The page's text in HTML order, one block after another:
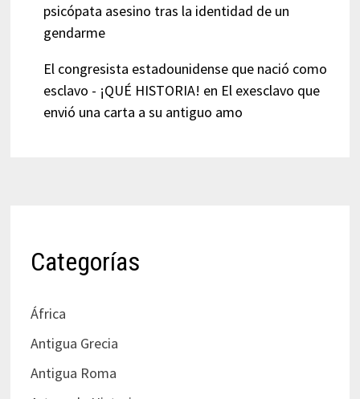
psicópata asesino tras la identidad de un
gendarme
El congresista estadounidense que nació como
esclavo - ¡QUÉ HISTORIA! en El exesclavo que
envió una carta a su antiguo amo
Categorías
África
Antigua Grecia
Antigua Roma